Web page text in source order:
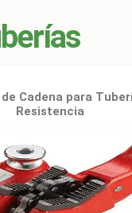
Cadena para
Resistencia